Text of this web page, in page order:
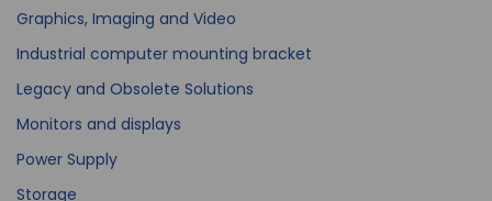
Graphics, Imaging and Video
Industrial computer mounting bracket
Legacy and Obsolete Solutions
Monitors and displays
Power Supply
Storage